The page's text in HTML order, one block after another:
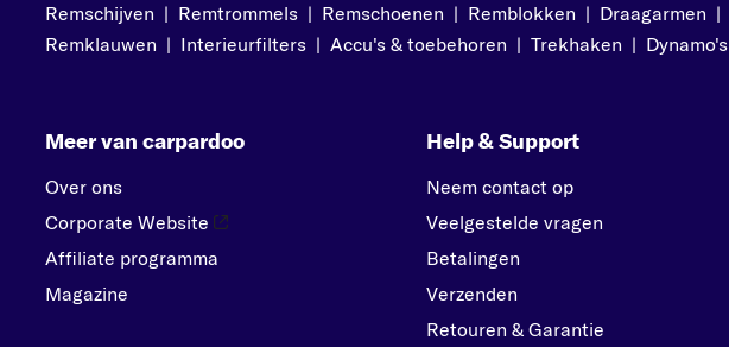
Remschijven | Remtrommels | Remschoenen | Remblokken | Draagarmen |
Remklauwen | Interieurfilters | Accu's & toebehoren | Trekhaken | Dynamo's
Meer van carpardoo
Over ons
Corporate Website
Affiliate programma
Magazine
Help & Support
Neem contact op
Veelgestelde vragen
Betalingen
Verzenden
Retouren & Garantie